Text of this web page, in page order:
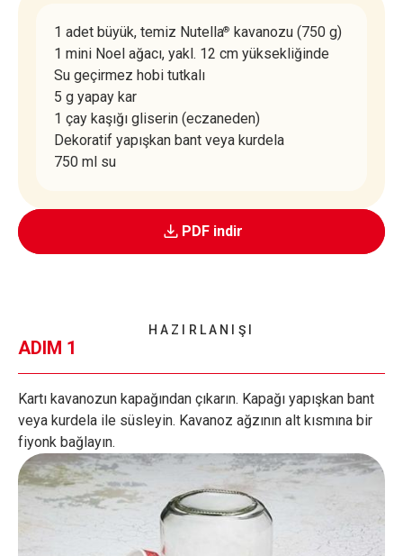
1 adet büyük, temiz Nutella® kavanozu (750 g)
1 mini Noel ağacı, yakl. 12 cm yüksekliğinde
Su geçirmez hobi tutkalı
5 g yapay kar
1 çay kaşığı gliserin (eczaneden)
Dekoratif yapışkan bant veya kurdela
750 ml su
PDF indir
HAZIRLANIŞI
ADIM 1
Kartı kavanozun kapağından çıkarın. Kapağı yapışkan bant
veya kurdela ile süsleyin. Kavanoz ağzının alt kısmına bir
fiyonk bağlayın.